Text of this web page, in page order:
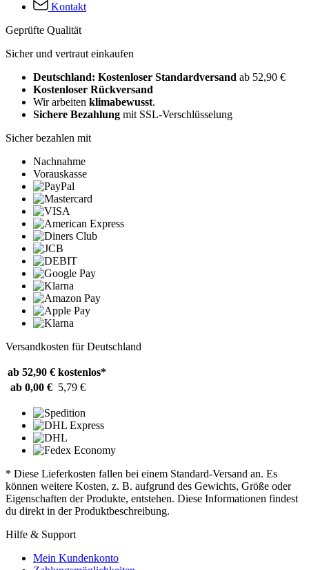
Kontakt
Geprüfte Qualität
Sicher und vertraut einkaufen
Deutschland: Kostenloser Standardversand ab 52,90 €
Kostenloser Rückversand
Wir arbeiten klimabewusst.
Sichere Bezahlung mit SSL-Verschlüsselung
Sicher bezahlen mit
Nachnahme
Vorauskasse
Versandkosten für Deutschland
ab 52,90 € kostenlos*
ab 0,00 € 5,79 €
* Diese Lieferkosten fallen bei einem Standard-Versand an. Es
können weitere Kosten, z. B. aufgrund des Gewichts, Größe oder
Eigenschaften der Produkte, entstehen. Diese Informationen findest
du direkt in der Produktbeschreibung.
Hilfe & Support
Mein Kundenkonto